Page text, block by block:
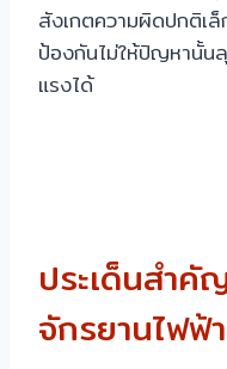
สังเกตความผิดปกติเ
ป้องกันไม่ให้ปัญหานั้น
แรงได้
ประเด็นสำคั
จักรยานไฟฟ้า